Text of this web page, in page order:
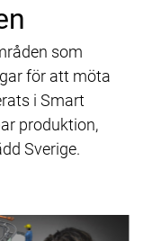
som
för att möta
i Smart
produktion,
Sverige.